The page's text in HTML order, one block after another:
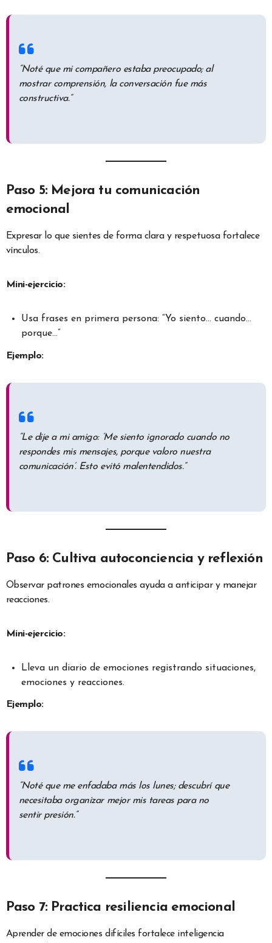
“Noté que mi compañero estaba preocupado; al
mostrar comprensión, la conversación fue más
constructiva.”
Paso 5: Mejora tu comunicación
emocional
Expresar lo que sientes de forma clara y respetuosa fortalece
vínculos.
Mini-ejercicio:
Usa frases en primera persona: “Yo siento… cuando…
porque…”
Ejemplo:
“Le dije a mi amigo: ‘Me siento ignorado cuando no
respondes mis mensajes, porque valoro nuestra
comunicación’. Esto evitó malentendidos.”
Paso 6: Cultiva autoconciencia y reflexión
Observar patrones emocionales ayuda a anticipar y manejar
reacciones.
Mini-ejercicio:
Lleva un diario de emociones registrando situaciones,
emociones y reacciones.
Ejemplo:
“Noté que me enfadaba más los lunes; descubrí que
necesitaba organizar mejor mis tareas para no
sentir presión.”
Paso 7: Practica resiliencia emocional
Aprender de emociones difíciles fortalece inteligencia